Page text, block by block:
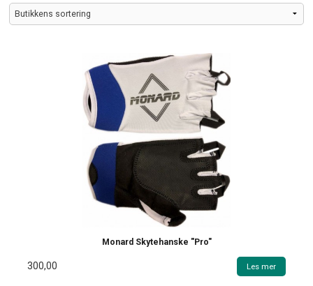
Monard Skytehanske "Pro"
300,00 Les mer